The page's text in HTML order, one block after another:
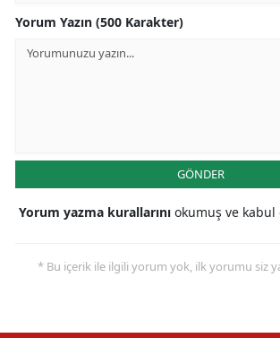
Yorum Yazın (500 Karakter)
GÖNDER
Yorum yazma kurallarını okumuş ve kabul
* Bu içerik ile ilgili yorum yok, ilk yorumu siz